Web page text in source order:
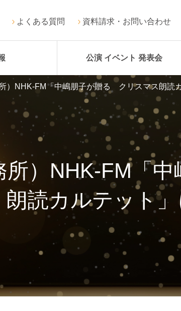
よくある質問 資料請求・お問い合わせ
公演 イベント 発表会
所）NHK-FM「
朗読カルテット
）NHK-FM「中嶋朋子が贈る クリスマス朗読